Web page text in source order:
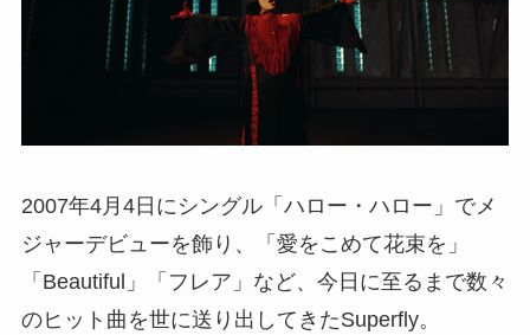
2007年4月4日にシングル「ハロー・ハロー」でメ
ジャーデビューを飾り、「愛をこめて花束を」
「Beautiful」「フレア」など、今日に至るまで数々
のヒット曲を世に送り出してきたSuperfly。